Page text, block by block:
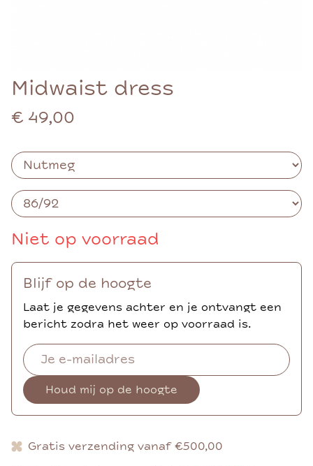
Midwaist dress
€ 49,00
Niet op voorraad
Blijf op de hoogte
Laat je gegevens achter en je ontvangt een
bericht zodra het weer op voorraad is.
Houd mij op de hoogte
Gratis verzending vanaf €500,00